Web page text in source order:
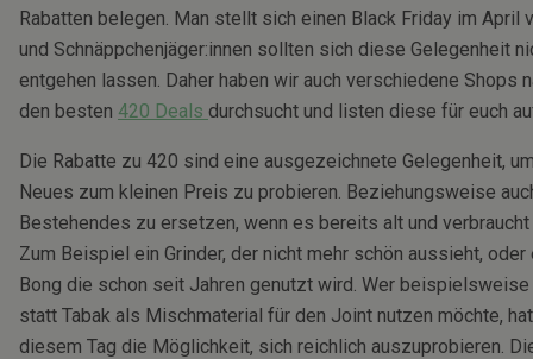
Rabatten belegen. Man stellt sich einen Black Friday im April
und Schnäppchenjäger:innen sollten sich diese Gelegenheit
entgehen lassen. Daher haben wir auch verschiedene Shops
den besten 420 Deals durchsucht und listen diese für euch
Die Rabatte zu 420 sind eine ausgezeichnete Gelegenheit,
Neues zum kleinen Preis zu probieren. Beziehungsweise
Bestehendes zu ersetzen, wenn es bereits alt und
Zum Beispiel ein Grinder, der nicht mehr schön aussieht, oder
Bong die schon seit Jahren genutzt wird. Wer beispielsweise
statt Tabak als Mischmaterial für den Joint nutzen möchte,
diesem Tag die Möglichkeit, sich reichlich auszuprobieren.